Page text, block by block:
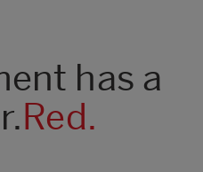
has a
Red.